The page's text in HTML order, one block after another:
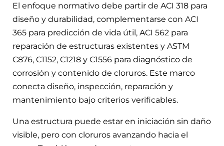
El enfoque normativo debe partir de ACI 318 para
diseño y durabilidad, complementarse con ACI
365 para predicción de vida útil, ACI 562 para
reparación de estructuras existentes y ASTM
C876, C1152, C1218 y C1556 para diagnóstico de
corrosión y contenido de cloruros. Este marco
conecta diseño, inspección, reparación y
mantenimiento bajo criterios verificables.
Una estructura puede estar en iniciación sin daño
visible, pero con cloruros avanzando hacia el